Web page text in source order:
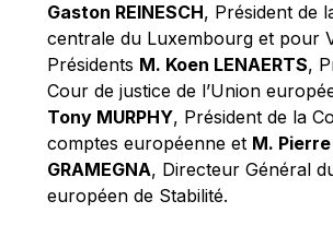
Pierre Gramegna
Richard Pelly
Robert Goebbels
Robert REYNDERS
Robert WEIDES
Rolf Tarrach
Gaston REINESCH, Président de
centrale du Luxembourg et pour
Présidents M. Koen LENAERTS,
Cour de justice de l’Union
Tony MURPHY, Président de la
comptes européenne et M. Pierre
GRAMEGNA, Directeur Général
européen de Stabilité.